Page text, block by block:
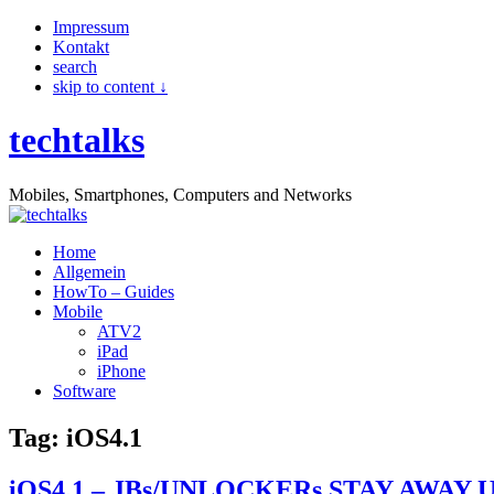
Impressum
Kontakt
search
skip to content ↓
techtalks
Mobiles, Smartphones, Computers and Networks
Home
Allgemein
HowTo – Guides
Mobile
ATV2
iPad
iPhone
Software
Tag: iOS4.1